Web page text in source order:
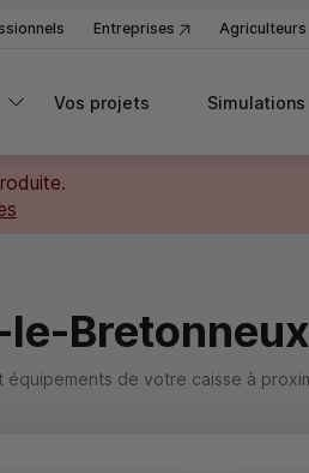
Entreprises Agriculteurs
Vos projets Simulations
de votre caisse à